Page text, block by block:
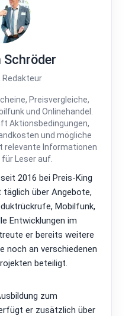
Redakteur
Preisvergleiche,
und Onlinehandel.
Aktionsbedingungen,
und mögliche
relevante Informationen
Leser auf.
2016 bei Preis-King
über Angebote,
Mobilfunk,
Entwicklungen im
er bereits weitere
noch an verschiedenen
beteiligt.
zum
er zusätzlich über